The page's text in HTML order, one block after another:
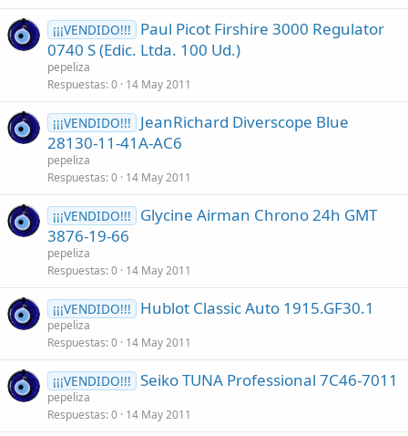
¡¡¡VENDIDO!!!
Paul Picot Firshire 3000 Regulator
0740 S (Edic. Ltda. 100 Ud.)
pepeliza
Respuestas 0 14 May 2011
¡¡¡VENDIDO!!!
JeanRichard Diverscope Blue
28130-11-41A-AC6
pepeliza
Respuestas 0 14 May 2011
¡¡¡VENDIDO!!!
Glycine Airman Chrono 24h GMT
3876-19-66
pepeliza
Respuestas 0 14 May 2011
¡¡¡VENDIDO!!! Hublot Classic Auto 1915.GF30.1
pepeliza
Respuestas 0 14 May 2011
¡¡¡VENDIDO!!! Seiko TUNA Professional 7C46-7011
pepeliza
Respuestas 0 14 May 2011